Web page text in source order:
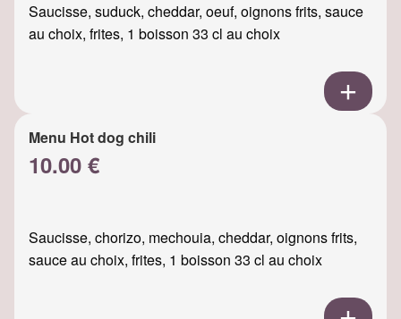
Saucisse, suduck, cheddar, oeuf, oignons frits, sauce
au choix, frites, 1 boisson 33 cl au choix
Menu Hot dog chili
10.00 €
Saucisse, chorizo, mechouia, cheddar, oignons frits,
sauce au choix, frites, 1 boisson 33 cl au choix